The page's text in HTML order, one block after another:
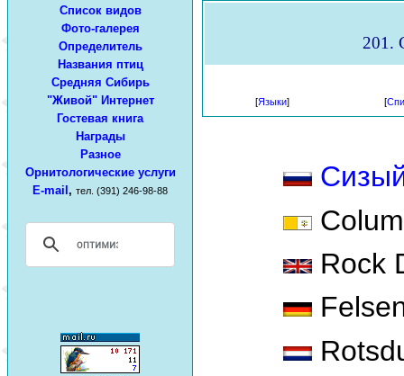
Список видов
Фото-галерея
Определитель
Названия птиц
Средняя Сибирь
"Живой" Интернет
Гостевая книга
Награды
Разное
Орнитологические услуги
E-mail , тел. (391) 246-98-88
201.
[Языки] [
Rock